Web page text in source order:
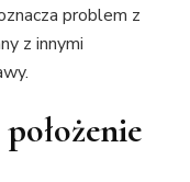
problem z
z innymi